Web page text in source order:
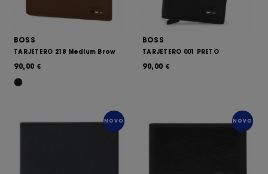
BOSS
TARJETERO 218 Medium Brow
90,00 €
BOSS
TARJETERO 001 PRETO
90,00 €
NOVO NOVO